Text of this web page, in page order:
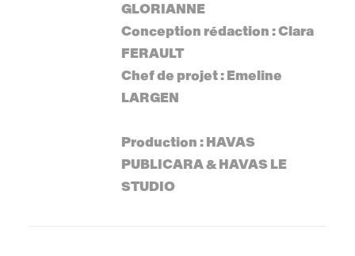
GLORIANNE
Conception rédaction : Clara
FERAULT
Chef de projet : Emeline
LARGEN
Production : HAVAS
PUBLICARA & HAVAS LE
STUDIO